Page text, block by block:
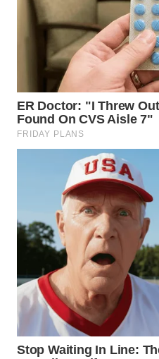
KARO
WN
SIMALUNGUN
LABUHANBATU
WN
TENGAH
WN DELI
SERDANG
WN
TEBING
TINGGI
WN
PAKPAK